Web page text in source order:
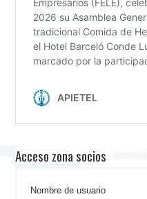
Acceso zona socios
Nombre de usuario